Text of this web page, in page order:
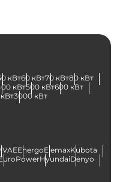
кВт60 кВт70 кВт80 кВт
кВт500 кВт600 кВт
3000 кВт
EnergoElemaxKubota
HyundaiDenyo